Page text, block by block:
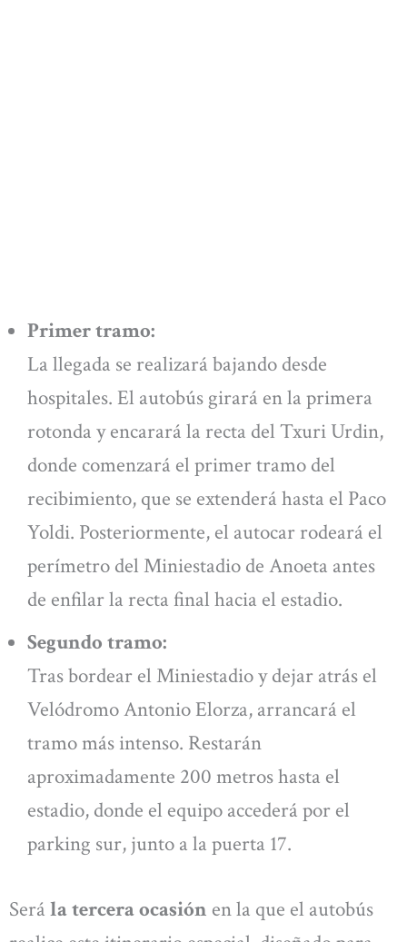
Primer tramo:
La llegada se realizará bajando desde
hospitales. El autobús girará en la primera
rotonda y encarará la recta del Txuri Urdin,
donde comenzará el primer tramo del
recibimiento, que se extenderá hasta el Paco
Yoldi. Posteriormente, el autocar rodeará el
perímetro del Miniestadio de Anoeta antes
de enfilar la recta final hacia el estadio.
Segundo tramo:
Tras bordear el Miniestadio y dejar atrás el
Velódromo Antonio Elorza, arrancará el
tramo más intenso. Restarán
aproximadamente 200 metros hasta el
estadio, donde el equipo accederá por el
parking sur, junto a la puerta 17.
Será la tercera ocasión en la que el autobús